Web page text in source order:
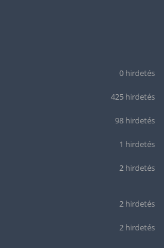
0 hirdetés
425 hirdetés
98 hirdetés
1 hirdetés
2 hirdetés
2 hirdetés
2 hirdetés